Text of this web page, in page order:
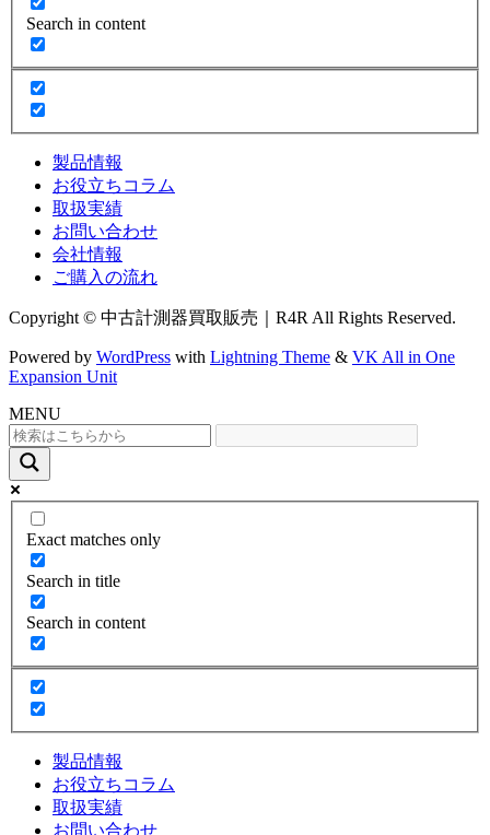
Search in content
製品情報
お役立ちコラム
取扱実績
お問い合わせ
会社情報
ご購入の流れ
Copyright © 中古計測器買取販売｜R4R All Rights Reserved.
Powered by WordPress with Lightning Theme & VK All in One
Expansion Unit
MENU
Exact matches only
Search in title
Search in content
製品情報
お役立ちコラム
取扱実績
お問い合わせ